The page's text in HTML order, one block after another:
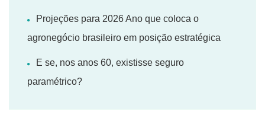
Projeções para 2026 Ano que coloca o
agronegócio brasileiro em posição estratégica
E se, nos anos 60, existisse seguro
paramétrico?